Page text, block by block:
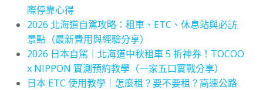
際停靠心得
2026 北海道自駕攻略：租車、ETC、休息站與必訪
景點（最新費用與經驗分享）
2026 日本自駕｜北海道中秋租車 5 折神券！TOCOO
x NIPPON 實測預約教學（一家五口實戰分享）
日本 ETC 使用教學｜怎麼租？要不要租？高速公路